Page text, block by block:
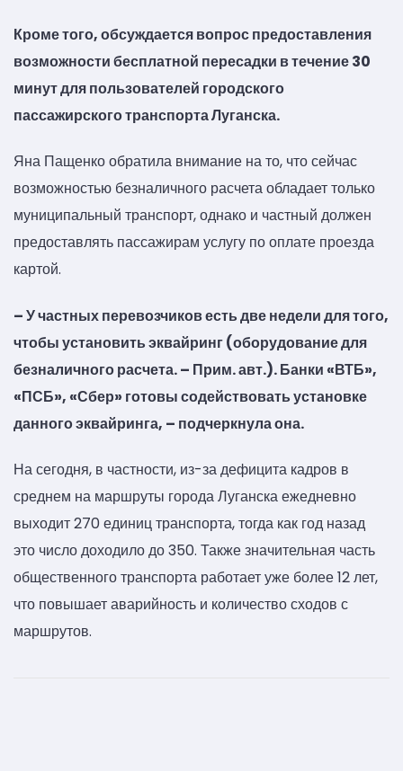
Кроме того, обсуждается вопрос предоставления
возможности бесплатной пересадки в течение 30
минут для пользователей городского
пассажирского транспорта Луганска.
Яна Пащенко обратила внимание на то, что сейчас
возможностью безналичного расчета обладает только
муниципальный транспорт, однако и частный должен
предоставлять пассажирам услугу по оплате проезда
картой.
– У частных перевозчиков есть две недели для того,
чтобы установить эквайринг (оборудование для
безналичного расчета. – Прим. авт.). Банки «ВТБ»,
«ПСБ», «Сбер» готовы содействовать установке
данного эквайринга, – подчеркнула она.
На сегодня, в частности, из-за дефицита кадров в
среднем на маршруты города Луганска ежедневно
выходит 270 единиц транспорта, тогда как год назад
это число доходило до 350. Также значительная часть
общественного транспорта работает уже более 12 лет,
что повышает аварийность и количество сходов с
маршрутов.